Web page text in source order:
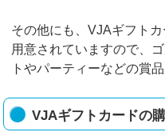
その他にも、VJAギフト
用意されていますので、
トやパーティーなどの賞
VJAギフトカードの